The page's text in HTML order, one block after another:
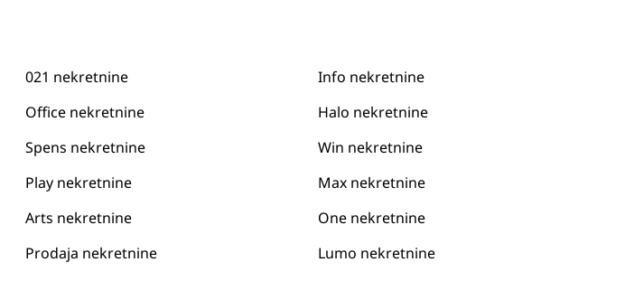
021 nekretnine
Info nekretnine
Office nekretnine
Halo nekretnine
Spens nekretnine
Win nekretnine
Play nekretnine
Max nekretnine
Arts nekretnine
One nekretnine
Prodaja nekretnine Lumo nekretnine